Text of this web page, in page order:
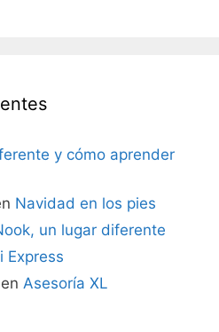
y cómo aprender
Navidad en los pies
un lugar diferente
Express
en Asesoría XL